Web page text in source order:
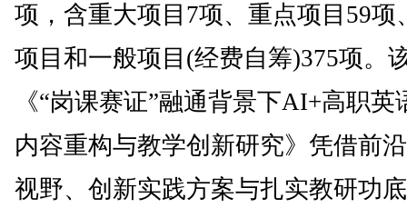
项，含重大项目7项、重点项目59项
项目和一般项目(经费自筹)375项。
《“岗课赛证”融通背景下AI+高职英
内容重构与教学创新研究》凭借前
视野、创新实践方案与扎实教研功